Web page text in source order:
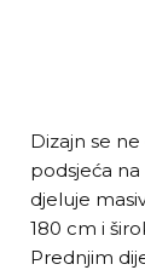
Dizajn se
podsjeća
djeluje
180 cm i
Prednjim